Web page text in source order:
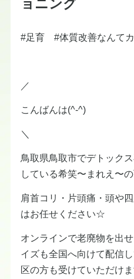
ョニング
#足育 #体質改善なんて
／
こんばんは(^-^)
＼
鳥取県鳥取市でデトック
している希笑〜まれえ〜
肩首コリ・片頭痛・頭や
はお任せください☆
オンラインで老廃物を出
イズも全国へ向けて配信
区の方も受けていただけ